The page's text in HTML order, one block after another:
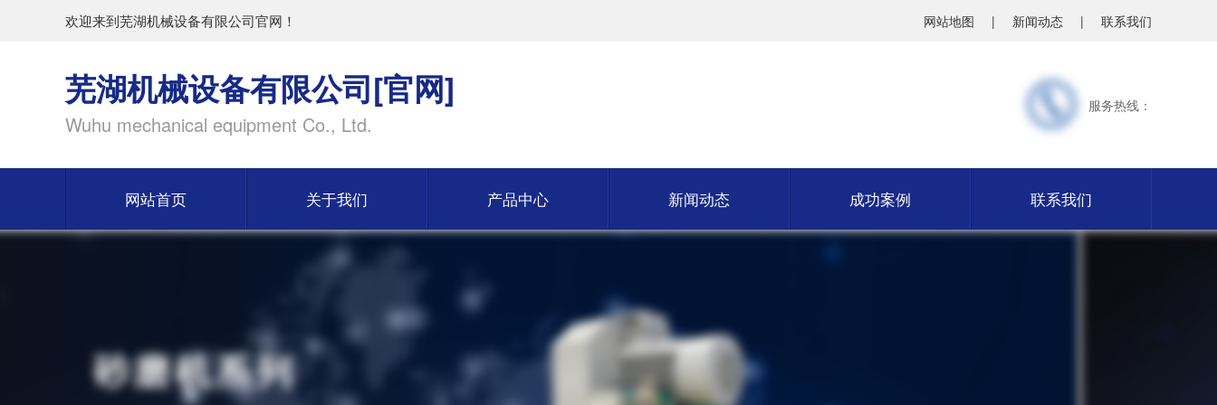
欢迎来到芜湖机械设备有限公司官网！ 网站地图 | 新闻动态 | 联系我们
芜湖机械设备有限公司[官网]
Wuhu mechanical equipment Co., Ltd.
服务热线：
网站首页 关于我们 产品中心 新闻动态 成功案例 联系我们